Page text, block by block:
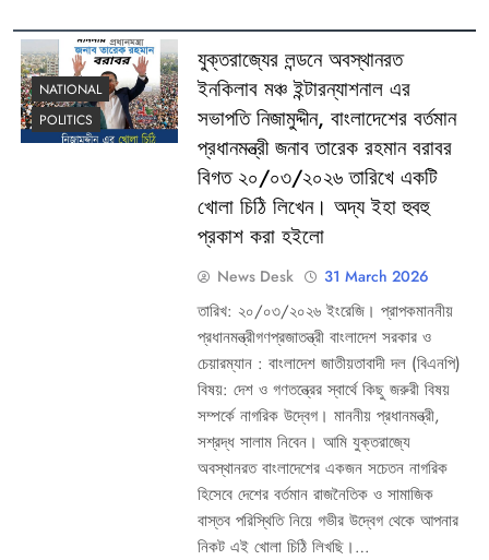
NATIONAL
POLITICS
যুক্তরাজ্যের লন্ডনে অবস্থানরত
ইনকিলাব মঞ্চ ইন্টারন্যাশনাল এর
সভাপতি নিজামুদ্দীন, বাংলাদেশের বর্তমান
প্রধানমন্ত্রী জনাব তারেক রহমান বরাবর
বিগত ২০/০৩/২০২৬ তারিখে একটি
খোলা চিঠি লিখেন। অদ্য ইহা হুবহু
প্রকাশ করা হইলো
News Desk 31 March 2026
তারিখ: ২০/০৩/২০২৬ ইংরেজি। প্রাপকমাননীয়
প্রধানমন্ত্রীগণপ্রজাতন্ত্রী বাংলাদেশ সরকার ও
চেয়ারম্যান : বাংলাদেশ জাতীয়তাবাদী দল (বিএনপি)
বিষয়: দেশ ও গণতন্ত্রের স্বার্থে কিছু জরুরী বিষয়
সম্পর্কে নাগরিক উদ্বেগ। মাননীয় প্রধানমন্ত্রী,
সশ্রদ্ধ সালাম নিবেন। আমি যুক্তরাজ্যে
অবস্থানরত বাংলাদেশের একজন সচেতন নাগরিক
হিসেবে দেশের বর্তমান রাজনৈতিক ও সামাজিক
বাস্তব পরিস্থিতি নিয়ে গভীর উদ্বেগ থেকে আপনার
নিকট এই খোলা চিঠি লিখছি।…